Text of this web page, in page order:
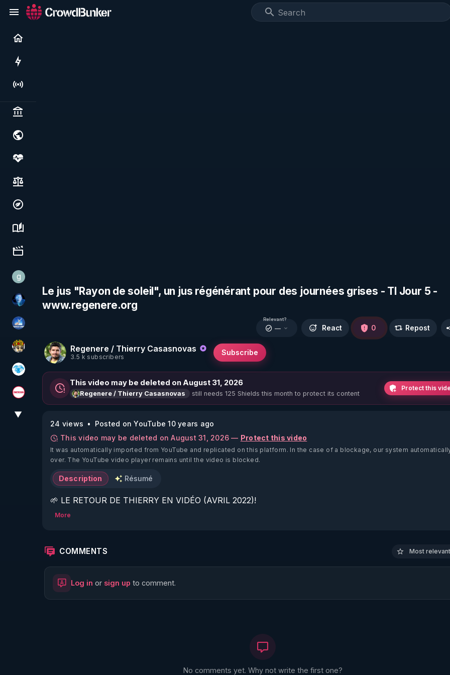
Politics & institutions
Society, justice & freedoms
Economy, environment & technology
Science, history & spirituality
Culture, media & entertainment
ggilo59
AH2020
PAROLE LIBRE
Textes Sacrés & Maîtres Spirituels
A.D.N.M
Magazine Nexus
▼
Le jus "Rayon de soleil", un jus régénérant pour des journées grises - TI Jour 5 -
www.regenere.org
Regenere / Thierry Casasnovas
3.5 k subscribers
Subscribe
Relevant?
— React 0 Repost
This video may be deleted on August 31, 2026
Regenere / Thierry Casasnovas still needs 125 Shields this month to protect its content
Protect this
24 views
Posted on YouTube 10 years ago
This video may be deleted on August 31, 2026 — Protect this video
It was automatically imported from YouTube and replicated on this platform. In the case of a blockage, our system
over. The YouTube video player remains until the video is blocked.
Description Résumé
🌱 LE RETOUR DE THIERRY EN VIDÉO (AVRIL 2022)!
🌱 LE MAGAZINE RÉGÉNÈRE
http://rgnr.li/ymag
More
COMMENTS Most
Log in or sign up to comment.
No comments yet. Why not write the first one?